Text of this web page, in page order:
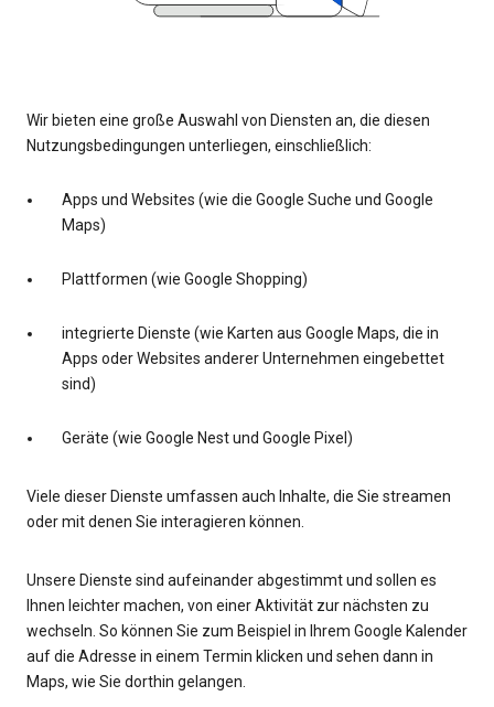
Wir bieten eine große Auswahl von Diensten an, die diesen
Nutzungsbedingungen unterliegen, einschließlich:
Apps und Websites (wie die Google Suche und Google
Maps)
Plattformen (wie Google Shopping)
integrierte Dienste (wie Karten aus Google Maps, die in
Apps oder Websites anderer Unternehmen eingebettet
sind)
Geräte (wie Google Nest und Google Pixel)
Viele dieser Dienste umfassen auch Inhalte, die Sie streamen
oder mit denen Sie interagieren können.
Unsere Dienste sind aufeinander abgestimmt und sollen es
Ihnen leichter machen, von einer Aktivität zur nächsten zu
wechseln. So können Sie zum Beispiel in Ihrem Google Kalender
auf die Adresse in einem Termin klicken und sehen dann in
Maps, wie Sie dorthin gelangen.